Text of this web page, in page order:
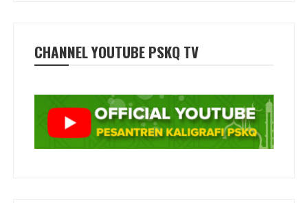
CHANNEL YOUTUBE PSKQ TV